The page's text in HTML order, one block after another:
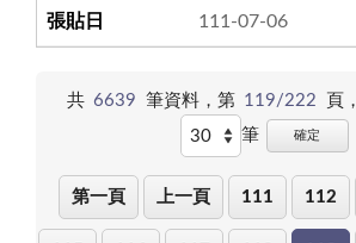
111-07-06
共 6639 筆資料，第 119/222 頁，
筆
確定
第一頁 上一頁 111 112